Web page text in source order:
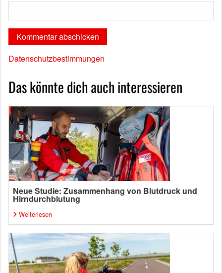
Datenschutzbestimmungen
Das könnte dich auch interessieren
Neue Studie: Zusammenhang von Blutdruck und
Hirndurchblutung
Weiterlesen